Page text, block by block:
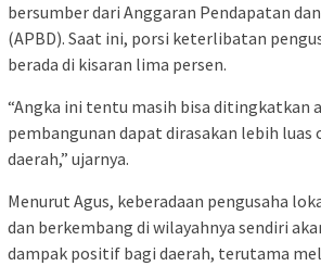
bersumber dari Anggaran Pendapatan
(APBD). Saat ini, porsi keterlibatan
berada di kisaran lima persen.
“Angka ini tentu masih bisa ditingkatkan
pembangunan dapat dirasakan lebih luas
daerah,” ujarnya.
Menurut Agus, keberadaan pengusaha
dan berkembang di wilayahnya sendiri
dampak positif bagi daerah, terutama